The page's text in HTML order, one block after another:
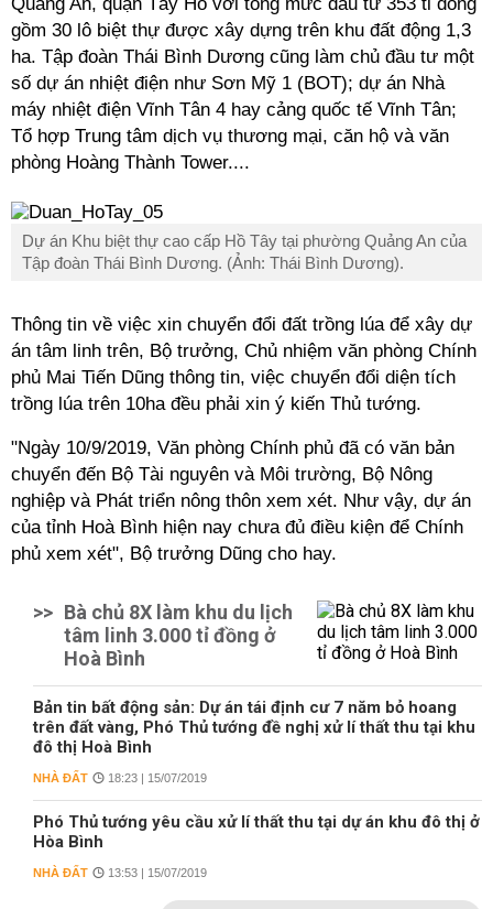
gồm 30 lô biệt thự được xây dựng trên khu đất động 1,3
ha. Tập đoàn Thái Bình Dương cũng làm chủ đầu tư một
số dự án nhiệt điện như Sơn Mỹ 1 (BOT); dự án Nhà
máy nhiệt điện Vĩnh Tân 4 hay cảng quốc tế Vĩnh Tân;
Tổ hợp Trung tâm dịch vụ thương mại, căn hộ và văn
phòng Hoàng Thành Tower....
Dự án Khu biệt thự cao cấp Hồ Tây tại phường Quảng An của
Tập đoàn Thái Bình Dương. (Ảnh: Thái Bình Dương).
Thông tin về việc xin chuyển đổi đất trồng lúa để xây dự
án tâm linh trên, Bộ trưởng, Chủ nhiệm văn phòng Chính
phủ Mai Tiến Dũng thông tin, việc chuyển đổi diện tích
trồng lúa trên 10ha đều phải xin ý kiến Thủ tướng.
"Ngày 10/9/2019, Văn phòng Chính phủ đã có văn bản
chuyển đến Bộ Tài nguyên và Môi trường, Bộ Nông
nghiệp và Phát triển nông thôn xem xét. Như vậy, dự án
của tỉnh Hoà Bình hiện nay chưa đủ điều kiện để Chính
phủ xem xét", Bộ trưởng Dũng cho hay.
>> Bà chủ 8X làm khu du lịch
tâm linh 3.000 tỉ đồng ở
Hoà Bình
Bản tin bất động sản: Dự án tái định cư 7 năm bỏ hoang
trên đất vàng, Phó Thủ tướng đề nghị xử lí thất thu tại khu
đô thị Hoà Bình
NHÀ ĐẤT 18:23 | 15/07/2019
Phó Thủ tướng yêu cầu xử lí thất thu tại dự án khu đô thị ở
Hòa Bình
NHÀ ĐẤT 13:53 | 15/07/2019